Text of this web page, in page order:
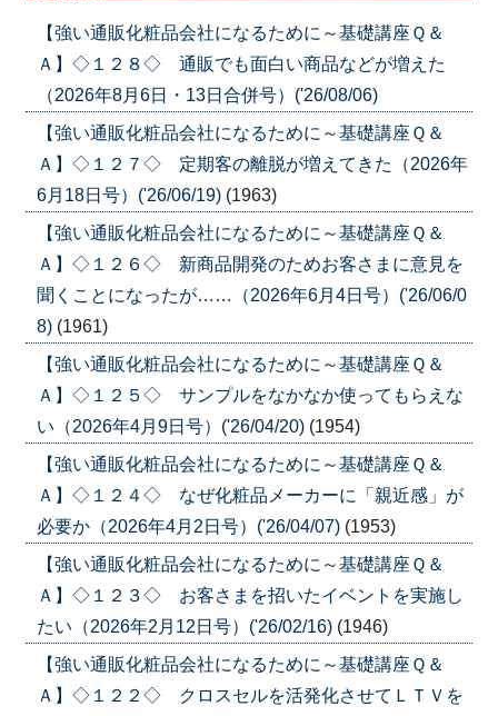
【強い通販化粧品会社になるために～基礎講座Ｑ＆
Ａ】◇１２８◇ 通販でも面白い商品などが増えた
（2026年8月6日・13日合併号）('26/08/06)
【強い通販化粧品会社になるために～基礎講座Ｑ＆
Ａ】◇１２７◇ 定期客の離脱が増えてきた（2026年
6月18日号）('26/06/19) (1963)
【強い通販化粧品会社になるために～基礎講座Ｑ＆
Ａ】◇１２６◇ 新商品開発のためお客さまに意見を
聞くことになったが……（2026年6月4日号）('26/06/0
8) (1961)
【強い通販化粧品会社になるために～基礎講座Ｑ＆
Ａ】◇１２５◇ サンプルをなかなか使ってもらえな
い（2026年4月9日号）('26/04/20) (1954)
【強い通販化粧品会社になるために～基礎講座Ｑ＆
Ａ】◇１２４◇ なぜ化粧品メーカーに「親近感」が
必要か（2026年4月2日号）('26/04/07) (1953)
【強い通販化粧品会社になるために～基礎講座Ｑ＆
Ａ】◇１２３◇ お客さまを招いたイベントを実施し
たい（2026年2月12日号）('26/02/16) (1946)
【強い通販化粧品会社になるために～基礎講座Ｑ＆
Ａ】◇１２２◇ クロスセルを活発化させてＬＴＶを